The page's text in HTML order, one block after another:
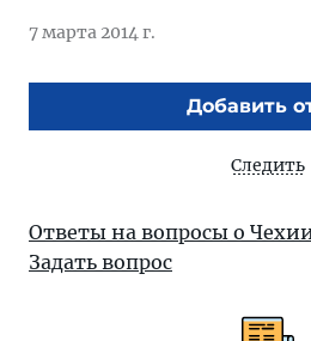
7 марта 2014 г.
Добавить
Следить
Ответы на вопросы о
Задать вопрос